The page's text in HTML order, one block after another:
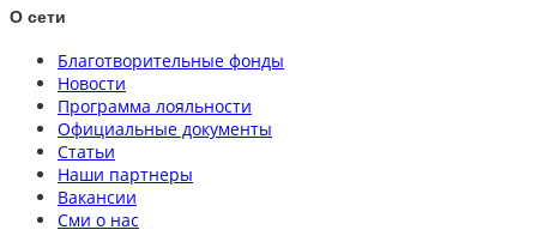
О сети
Благотворительные фонды
Новости
Программа лояльности
Официальные документы
Статьи
Наши партнеры
Вакансии
Сми о нас